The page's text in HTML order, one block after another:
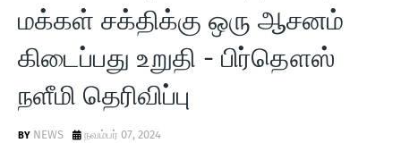
மக்கள் சக்திக்கு ஒரு ஆசனம்
கிடைப்பது உறுதி - பிர்தௌஸ்
நளீமி தெரிவிப்பு
NEWS நவம்பர் 07, 2024